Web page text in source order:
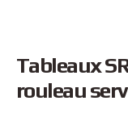
Tableaux
rouleau